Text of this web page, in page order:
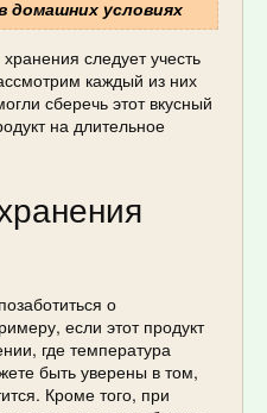
домашних условиях
следует учесть
каждый из них
сберечь этот вкусный
на длительное
о
если этот продукт
где температура
быть уверены в том,
Кроме того, при